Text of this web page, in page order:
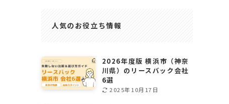
人気のお役立ち情報
2026年度版 横浜市（神奈
川県）のリースバック会社
6選
2025年10月17日